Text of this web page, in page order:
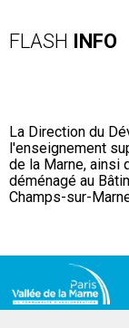
FLASH INFO
La Direction du
l'enseignement
de la Marne, ainsi
déménagé au
Champs-sur-